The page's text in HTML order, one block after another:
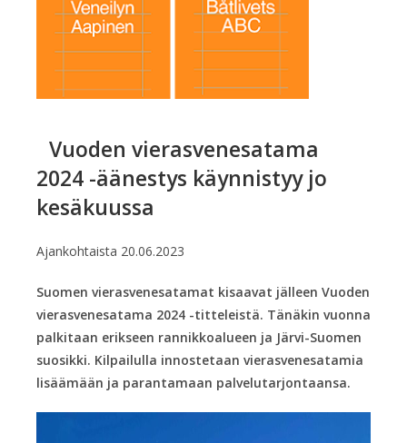
Vuoden vierasvenesatama
2024 -äänestys käynnistyy jo
kesäkuussa
Ajankohtaista 20.06.2023
Suomen vierasvenesatamat kisaavat jälleen Vuoden
vierasvenesatama 2024 -titteleistä. Tänäkin vuonna
palkitaan erikseen rannikkoalueen ja Järvi-Suomen
suosikki. Kilpailulla innostetaan vierasvenesatamia
lisäämään ja parantamaan palvelutarjontaansa.